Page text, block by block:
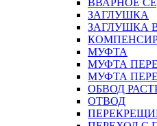
ЗАГЛУШКА
ЗАГЛУШКА
МУФТА
МУФТА
МУФТА
ОБВОД
ОТВОД